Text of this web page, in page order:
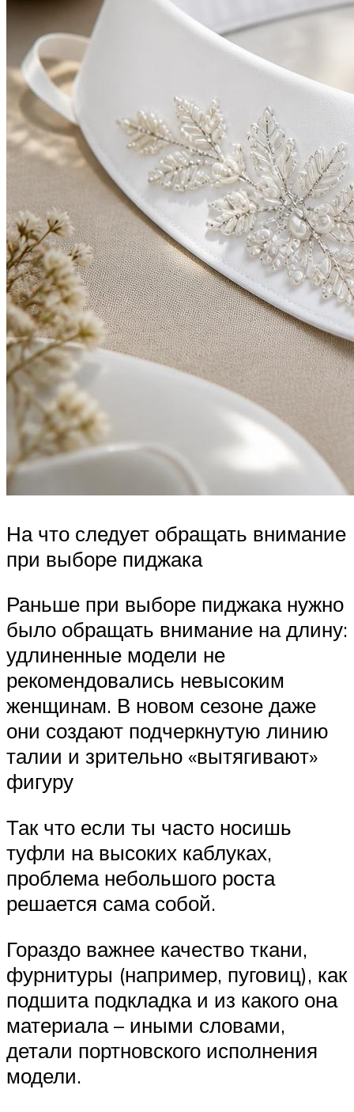
На что следует обращать внимание
при выборе пиджака
Раньше при выборе пиджака нужно
было обращать внимание на длину:
удлиненные модели не
рекомендовались невысоким
женщинам. В новом сезоне даже
они создают подчеркнутую линию
талии и зрительно «вытягивают»
фигуру
Так что если ты часто носишь
туфли на высоких каблуках,
проблема небольшого роста
решается сама собой.
Гораздо важнее качество ткани,
фурнитуры (например, пуговиц), как
подшита подкладка и из какого она
материала – иными словами,
детали портновского исполнения
модели.